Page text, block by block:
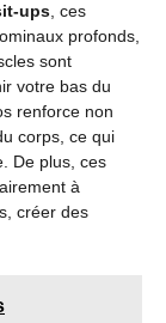
ups , ces
profonds,
sont
votre bas du
renforce non
corps, ce qui
De plus, ces
à
créer des